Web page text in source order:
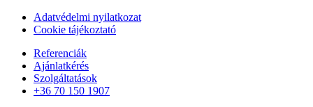
Adatvédelmi nyilatkozat
Cookie tájékoztató
Referenciák
Ajánlatkérés
Szolgáltatások
+36 70 150 1907